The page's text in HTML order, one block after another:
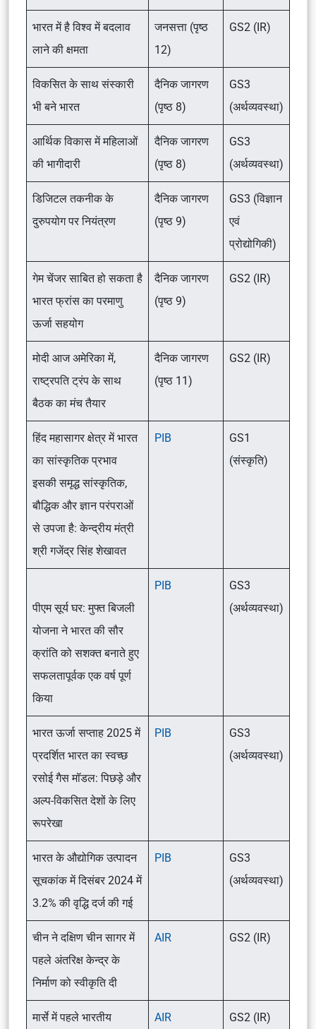
भारत में है विश्व में बदलाव
लाने की क्षमता
जनसत्ता (पृष्ठ
12)
GS2 (IR)
विकसित के साथ संस्कारी
भी बने भारत
दैनिक जागरण
(पृष्ठ 8)
GS3
(अर्थव्यवस्था)
आर्थिक विकास में महिलाओं
की भागीदारी
दैनिक जागरण
(पृष्ठ 8)
GS3
(अर्थव्यवस्था)
डिजिटल तकनीक के
दुरुपयोग पर नियंत्रण
दैनिक जागरण
(पृष्ठ 9)
GS3 (विज्ञान
एवं
प्रोद्योगिकी)
गेम चेंजर साबित हो सकता है
भारत फ्रांस का परमाणु
ऊर्जा सहयोग
दैनिक जागरण
(पृष्ठ 9)
GS2 (IR)
मोदी आज अमेरिका में,
राष्ट्रपति ट्रंप के साथ
बैठक का मंच तैयार
दैनिक जागरण
(पृष्ठ 11)
GS2 (IR)
हिंद महासागर क्षेत्र में भारत
का सांस्कृतिक प्रभाव
इसकी समृद्ध सांस्कृतिक,
बौद्धिक और ज्ञान परंपराओं
से उपजा है: केन्द्रीय मंत्री
श्री गजेंद्र सिंह शेखावत
PIB
GS1
(संस्कृति)
पीएम सूर्य घर: मुफ्त बिजली
योजना ने भारत की सौर
क्रांति को सशक्त बनाते हुए
सफलतापूर्वक एक वर्ष पूर्ण
किया
PIB
GS3
(अर्थव्यवस्था)
भारत ऊर्जा सप्ताह 2025 में
प्रदर्शित भारत का स्वच्छ
रसोई गैस मॉडल: पिछड़े और
अल्प-विकसित देशों के लिए
रूपरेखा
PIB
GS3
(अर्थव्यवस्था)
भारत के औद्योगिक उत्पादन
सूचकांक में दिसंबर 2024 में
3.2% की वृद्धि दर्ज की गई
PIB
GS3
(अर्थव्यवस्था)
चीन ने दक्षिण चीन सागर में
पहले अंतरिक्ष केन्द्र के
निर्माण को स्वीकृति दी
AIR GS2 (IR)
मार्से में पहले भारतीय
AIR GS2 (IR)